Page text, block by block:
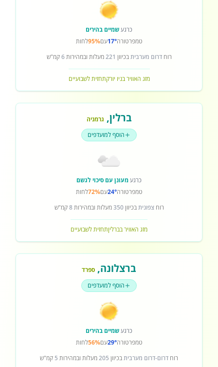
כרגעשמיים בהירים
טמפרטורה17°עם95%לחות
רוחדרום מערביתבכיוון 221מעלות ובמהירות6קמ"ש
מזג האוויר בניו יורקתחזית לשבועיים
ברלין, גרמניה
הוסף למועדפים
כרגעמעונן עם סיכוי לגשם
טמפרטורה24°עם72%לחות
רוחצפוניתבכיוון350מעלות ובמהירות8קמ"ש
מזג האוויר בברליןתחזית לשבועיים
ברצלונה, ספרד
הוסף למועדפים
כרגעשמיים בהירים
טמפרטורה29°עם56%לחות
רוח דרום-דרום מערביתבכיוון 205מעלות ובמהירות 5 קמ"ש